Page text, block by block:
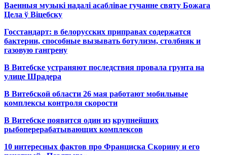
Ваенныя музыкі надалі асаблівае гучанне святу Божага
Цела ў Віцебску
Госстандарт: в белорусских приправах содержатся
бактерии, способные вызывать ботулизм, столбняк и
газовую гангрену
В Витебске устраняют последствия провала грунта на
улице Шрадера
В Витебской области 26 мая работают мобильные
комплексы контроля скорости
В Витебске появится один из крупнейших
рыбоперерабатывающих комплексов
10 интересных фактов про Франциска Скорину и его